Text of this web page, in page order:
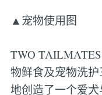
▲宠物使用图
TWO
物鲜食及宠物洗
地创造了一个爱